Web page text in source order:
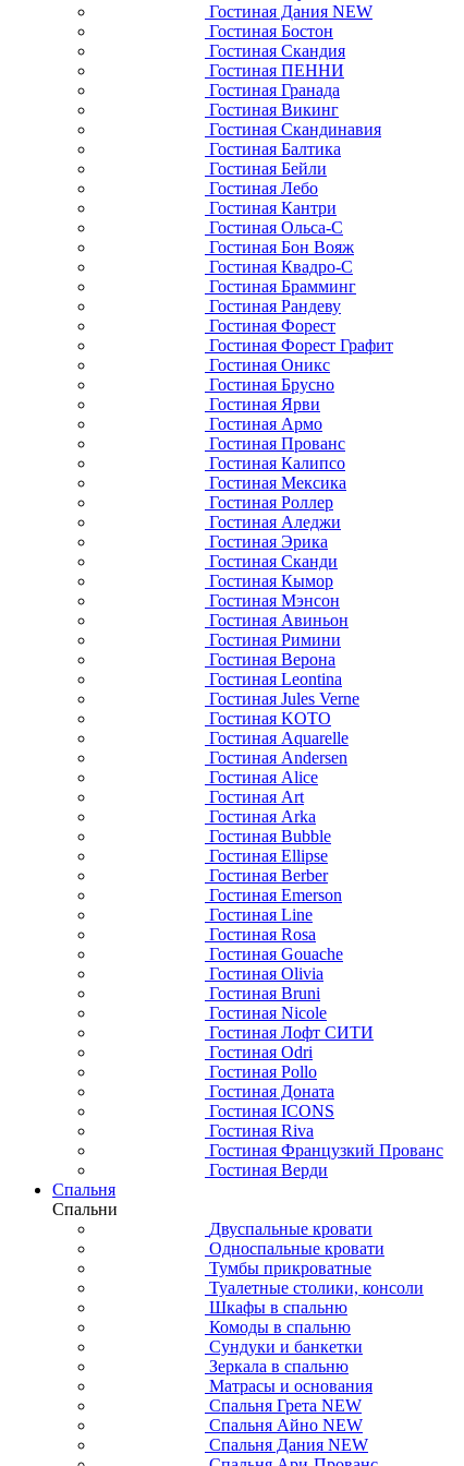
Гостиная Дания NEW
Гостиная Бостон
Гостиная Скандия
Гостиная ПЕННИ
Гостиная Гранада
Гостиная Викинг
Гостиная Скандинавия
Гостиная Балтика
Гостиная Бейли
Гостиная Лебо
Гостиная Кантри
Гостиная Ольса-С
Гостиная Бон Вояж
Гостиная Квадро-С
Гостиная Брамминг
Гостиная Рандеву
Гостиная Форест
Гостиная Форест Графит
Гостиная Оникс
Гостиная Брусно
Гостиная Ярви
Гостиная Армо
Гостиная Прованс
Гостиная Калипсо
Гостиная Мексика
Гостиная Роллер
Гостиная Аледжи
Гостиная Эрика
Гостиная Сканди
Гостиная Кымор
Гостиная Мэнсон
Гостиная Авиньон
Гостиная Римини
Гостиная Верона
Гостиная Leontina
Гостиная Jules Verne
Гостиная KOTO
Гостиная Aquarelle
Гостиная Andersen
Гостиная Alice
Гостиная Art
Гостиная Arka
Гостиная Bubble
Гостиная Ellipse
Гостиная Berber
Гостиная Emerson
Гостиная Line
Гостиная Rosa
Гостиная Gouache
Гостиная Olivia
Гостиная Bruni
Гостиная Nicole
Гостиная Лофт СИТИ
Гостиная Odri
Гостиная Pollo
Гостиная Доната
Гостиная ICONS
Гостиная Riva
Гостиная Французкий Прованс
Гостиная Верди
Спальня
Спальни
Двуспальные кровати
Односпальные кровати
Тумбы прикроватные
Туалетные столики, консоли
Шкафы в спальню
Комоды в спальню
Сундуки и банкетки
Зеркала в спальню
Матрасы и основания
Спальня Грета NEW
Спальня Айно NEW
Спальня Дания NEW